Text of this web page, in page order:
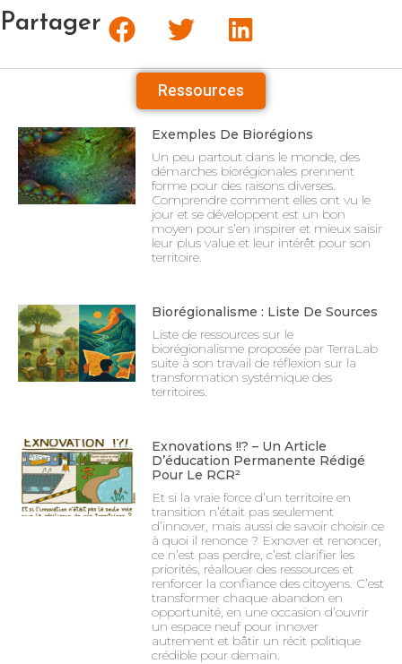
Partager
Ressources
Exemples De Biorégions
Un peu partout dans le monde, des
démarches biorégionales prennent
forme pour des raisons diverses.
Comprendre comment elles ont vu le
jour et se développent est un bon
moyen pour s’en inspirer et mieux saisir
leur plus value et leur intérêt pour son
territoire.
Biorégionalisme : Liste De Sources
Liste de ressources sur le
biorégionalisme proposée par TerraLab
suite à son travail de réflexion sur la
transformation systémique des
territoires.
Exnovations !!? – Un Article
D’éducation Permanente Rédigé
Pour Le RCR²
Et si la vraie force d’un territoire en
transition n’était pas seulement
d’innover, mais aussi de savoir choisir ce
à quoi il renonce ? Exnover et renoncer,
ce n’est pas perdre, c’est clarifier les
priorités, réallouer des ressources et
renforcer la confiance des citoyens. C’est
transformer chaque abandon en
opportunité, en une occasion d’ouvrir
un espace neuf pour innover
autrement et bâtir un récit politique
crédible pour demain.